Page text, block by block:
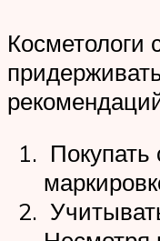
Косметологи
Покупать